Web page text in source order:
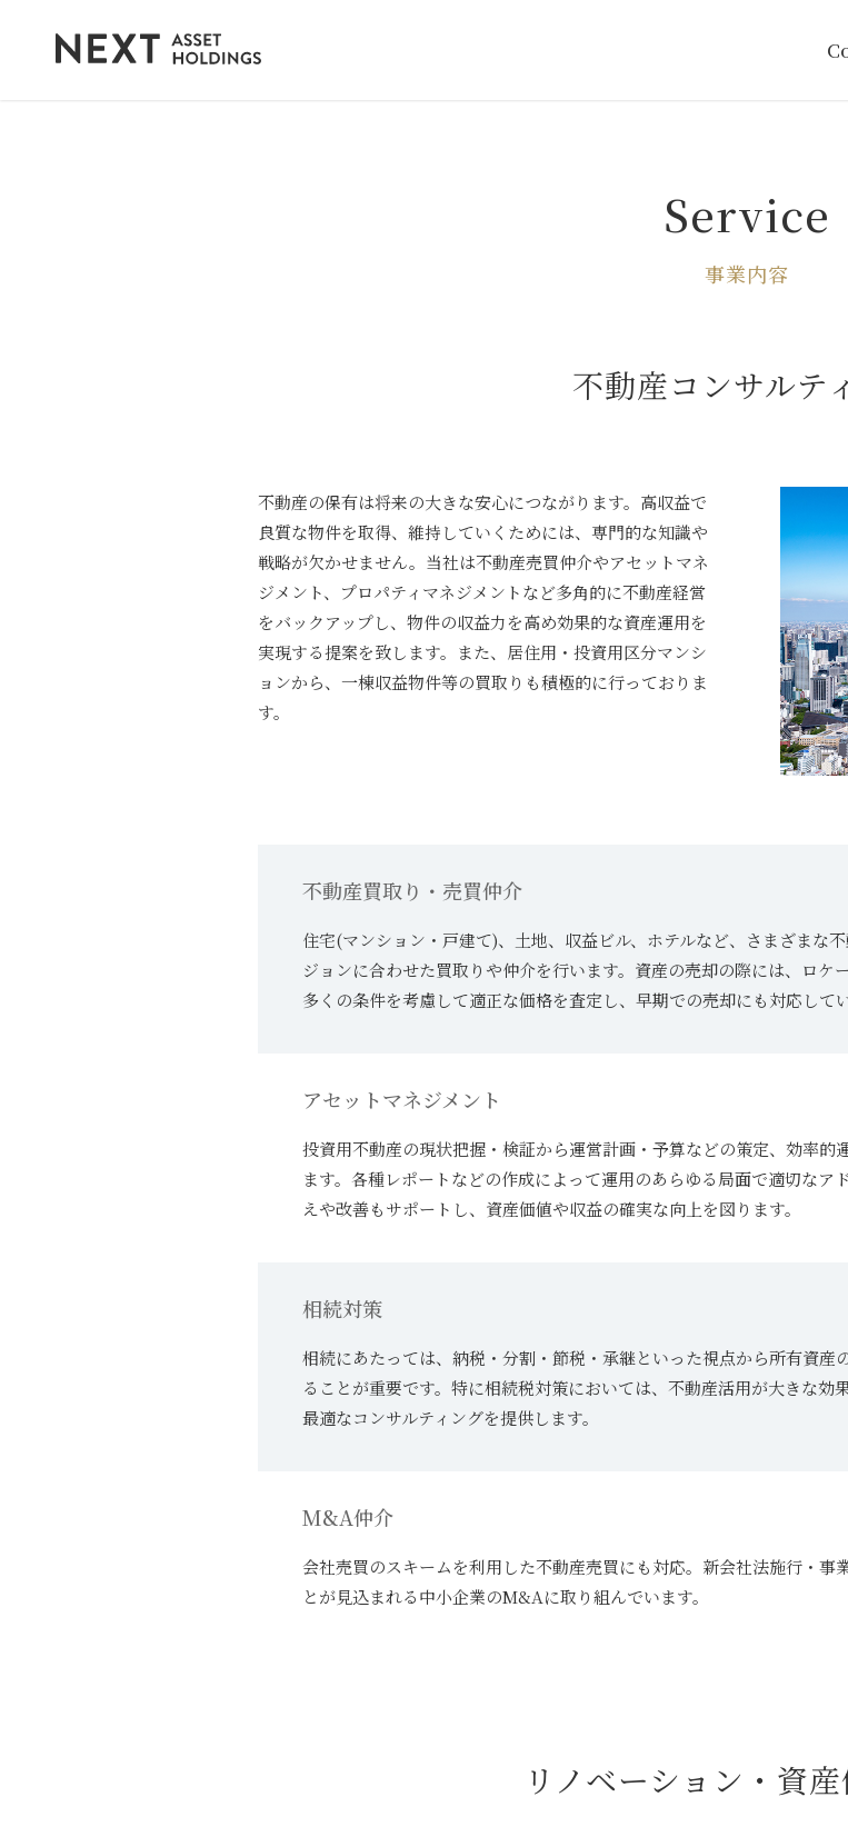
Service
事業内容
不動産コンサルテ
不動産の保有は将来の大きな安心につながります。高収益で
良質な物件を取得、維持していくためには、専門的な知識や
戦略が欠かせません。当社は不動産売買仲介やアセットマネ
ジメント、プロパティマネジメントなど多角的に不動産経営
をバックアップし、物件の収益力を高め効果的な資産運用を
実現する提案を致します。また、居住用・投資用区分マンシ
ョンから、一棟収益物件等の買取りも積極的に行っておりま
す。
不動産買取り・売買仲介
住宅(マンション・戸建て)、土地、収益ビル、ホテルなど、さまざまな
ジョンに合わせた買取りや仲介を行います。資産の売却の際には、ロケ
多くの条件を考慮して適正な価格を査定し、早期での売却にも対応してい
アセットマネジメント
投資用不動産の現状把握・検証から運営計画・予算などの策定、効率的
ます。各種レポートなどの作成によって運用のあらゆる局面で適切なア
えや改善もサポートし、資産価値や収益の確実な向上を図ります。
相続対策
相続にあたっては、納税・分割・節税・承継といった視点から所有資産
ることが重要です。特に相続税対策においては、不動産活用が大きな効
最適なコンサルティングを提供します。
M&A仲介
会社売買のスキームを利用した不動産売買にも対応。新会社法施行・事
とが見込まれる中小企業のM&Aに取り組んでいます。
リノベーション・資